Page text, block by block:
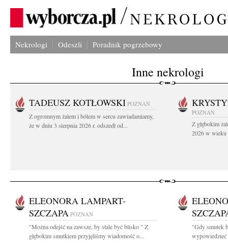
Nekrologi Odeszli Poradnik pogrzebowy
Inne nekrologi
TADEUSZ KOTŁOWSKI POZNAŃ
Z ogromnym żalem i bólem w sercu zawiadamiamy,
że w dniu 3 sierpnia 2026 r. odszedł od...
POZNAŃ
Z głębokim
2026 w wieku
ELEONORA LAMPART-
SZCZAPA POZNAŃ
"Można odejść na zawsze, by stale być blisko " Z
głębokim smutkiem przyjęliśmy wiadomość o...
"Gdy smutek
wypowiedzieć